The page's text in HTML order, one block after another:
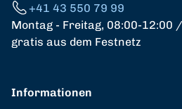
+41 43 550 79 99
Montag - Freitag, 08:00-12:00
gratis aus dem Festnetz
Informationen